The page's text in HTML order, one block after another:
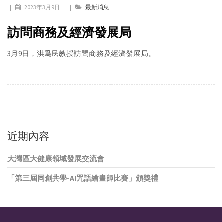
| 2023年3月9日 | 最新消息
訪問商務及經濟發展局
3月9日，洪爲民教授訪問商務及經濟發展局。
近期內容
大灣區大健康領域發展交流會
「第三屆同創共學-AI咒語繪畫師比賽」頒獎禮